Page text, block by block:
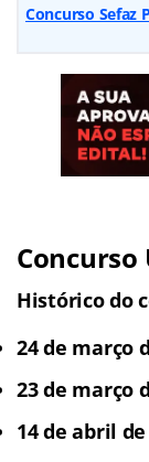
Concurso Sefaz
Concurso
Histórico do
24 de março
23 de março
14 de abril de